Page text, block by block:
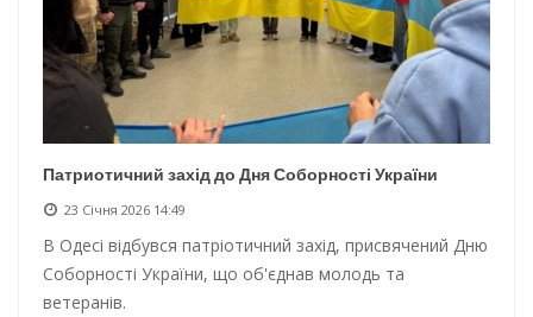
Патриотичний захід до Дня Соборності України
23 Січня 2026 14:49
В Одесі відбувся патріотичний захід, присвячений Дню
Соборності України, що об'єднав молодь та
ветеранів.